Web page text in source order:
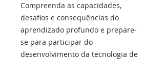
Compreenda as capacidades,
desafios e consequências do
aprendizado profundo e prepare-
se para participar do
desenvolvimento da tecnologia de